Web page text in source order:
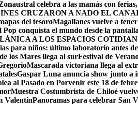
celebra a las mamás con
CRUZARON A NADO EL
del tesoroMagallanes vuelve a
Pop conquista el mundo desde la
A LOS ESPACIOS
para niños: último laboratorio antes
los Mares llega al surFestival de
Mascarada victoriana llega al
Gaspar Luna anuncia show junto a
al Pasado en Porvenir este 18 de
Muestra Costumbrista de Chiloé
ValentínPanoramas para celebrar San